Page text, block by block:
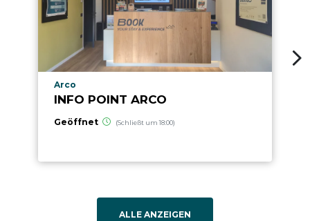
aria.poi_location_prefix
Arco
INFO POINT ARCO
Geöffnet (Schließt um 18:00)
ALLE ANZEIGEN